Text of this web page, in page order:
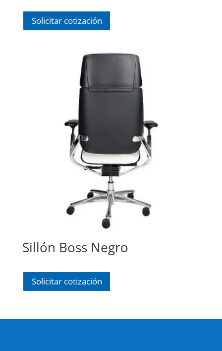
Solicitar cotización
Sillón Boss Negro
Solicitar cotización